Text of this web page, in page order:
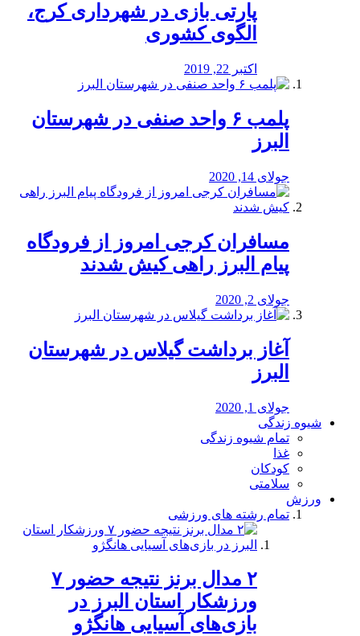
پارتی بازی در شهرداری کرج،
الگوی کشوری
اکتبر 22, 2019
پلمب ۶ واحد صنفی در شهرستان
البرز
جولای 14, 2020
مسافران کرجی امروز از فرودگاه
پیام البرز راهی کیش شدند
جولای 2, 2020
آغاز برداشت گیلاس در شهرستان
البرز
جولای 1, 2020
شیوه زندگی
تمام شیوه زندگی
غذا
کودکان
سلامتی
ورزش
تمام رشته های ورزشی
۲ مدال برنز نتیجه حضور ۷
ورزشکار استان البرز در
بازی‌های آسیایی هانگژو